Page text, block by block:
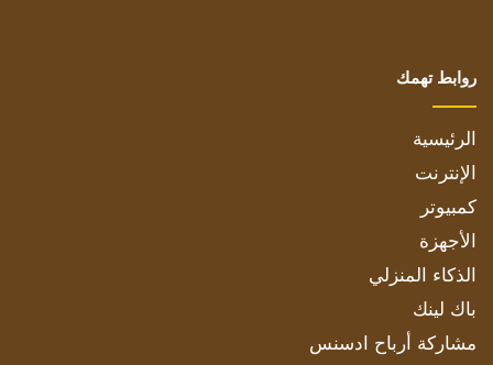
روابط تهمك
الرئيسية
الإنترنت
كمبيوتر
الأجهزة
الذكاء المنزلي
باك لينك
مشاركة أرباح ادسنس